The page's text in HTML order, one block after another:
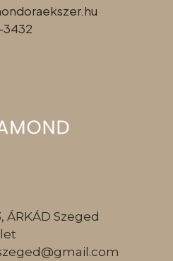
er.hu
ÁRKÁD Szeged